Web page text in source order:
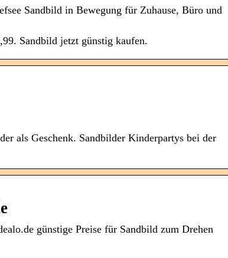
Sandbild in Bewegung für Zuhause, Büro und
Sandbild jetzt günstig kaufen.
als Geschenk. Sandbilder Kinderpartys bei der
günstige Preise für Sandbild zum Drehen